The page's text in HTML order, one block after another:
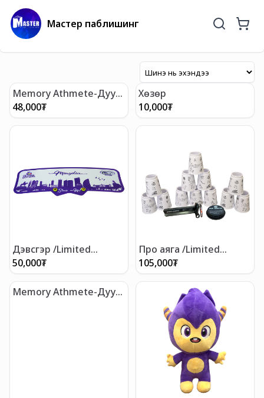
Мастер паблишинг
Memory Athmete-Дуу
тусгаарлах чихэвч /
Загвар-2/
48,000₮
Хөзөр
10,000₮
Дэвсгэр /Limited
Edition/
50,000₮
Про аяга /Limited
Edition/
105,000₮
Memory Athmete-Дуу